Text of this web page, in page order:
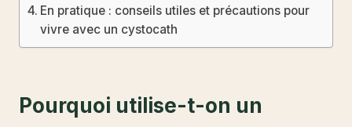
En pratique : conseils utiles et précautions pour
vivre avec un cystocath
Pourquoi utilise-t-on un